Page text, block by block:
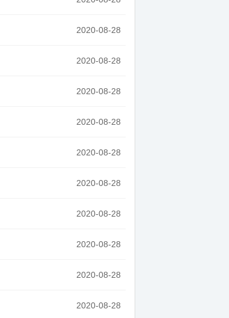
2020-08-28
2020-08-28
2020-08-28
2020-08-28
2020-08-28
2020-08-28
2020-08-28
2020-08-28
2020-08-28
2020-08-28